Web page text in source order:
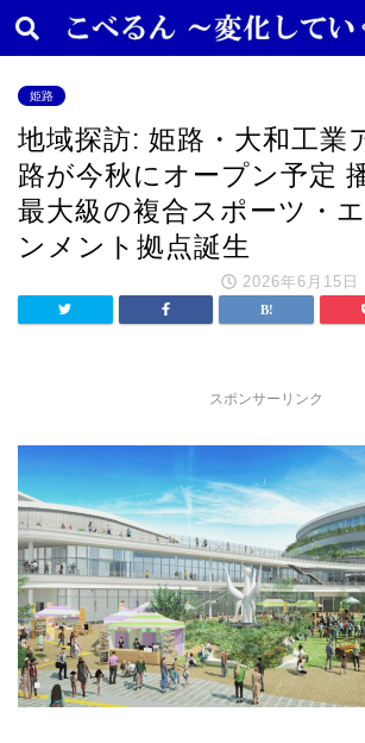
姫路
地域探訪: 姫路・大和工業
路が今秋にオープン予定
最大級の複合スポーツ・
ンメント拠点誕生
2026年6月15日
スポンサーリンク